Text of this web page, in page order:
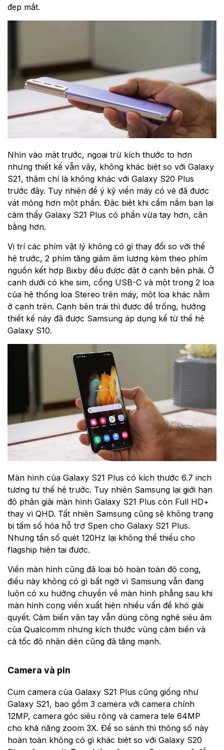
đẹp mắt.
Nhìn vào mặt trước, ngoại trừ kích thước to hơn
nhưng thiết kế vẫn vậy, không khác biệt so với Galaxy
S21, thậm chí là không khác với Galaxy S20 Plus
trước đây. Tuy nhiên để ý kỹ viền máy có vẻ đã được
vát mỏng hơn một phần. Đặc biệt khi cầm nắm bạn lại
cảm thấy Galaxy S21 Plus có phần vừa tay hơn, cân
bằng hơn.
Vị trí các phím vật lý không có gì thay đổi so với thế
hệ trước, 2 phím tăng giảm âm lượng kèm theo phím
nguồn kết hợp Bixby đều được đặt ở cạnh bên phải. Ở
cạnh dưới có khe sim, cổng USB-C và một trong 2 loa
của hệ thống loa Stereo trên máy, một loa khác nằm
ở cạnh trên. Cạnh bên trái thì được để trống, hướng
thiết kế này đã được Samsung áp dụng kể từ thế hệ
Galaxy S10.
Màn hình của Galaxy S21 Plus có kích thước 6.7 inch
tương tự thế hệ trước. Tuy nhiên Samsung lại giới hạn
độ phân giải màn hình Galaxy S21 Plus còn Full HD+
thay vì QHD. Tất nhiên Samsung cũng sẽ không trang
bị tấm số hóa hỗ trợ Spen cho Galaxy S21 Plus.
Nhưng tần số quét 120Hz lại không thể thiếu cho
flagship hiện tại được.
Viền màn hình cũng đã loại bỏ hoàn toàn độ cong,
điều này không có gì bất ngờ vì Samsung vẫn đang
luôn có xu hướng chuyển về màn hình phẳng sau khi
màn hình cong viền xuất hiện nhiều vấn đề khó giải
quyết. Cảm biến vân tay vẫn dùng công nghệ siêu âm
của Qualcomm nhưng kích thước vùng cảm biến và
cả tốc độ nhận diện cũng đã tăng mạnh.
Camera và pin
Cụm camera của Galaxy S21 Plus cũng giống như
Galaxy S21, bao gồm 3 camera với camera chính
12MP, camera góc siêu rộng và camera tele 64MP
cho khả năng zoom 3X. Để so sánh thì thông số này
hoàn toàn không có gì khác biệt so với Galaxy S20